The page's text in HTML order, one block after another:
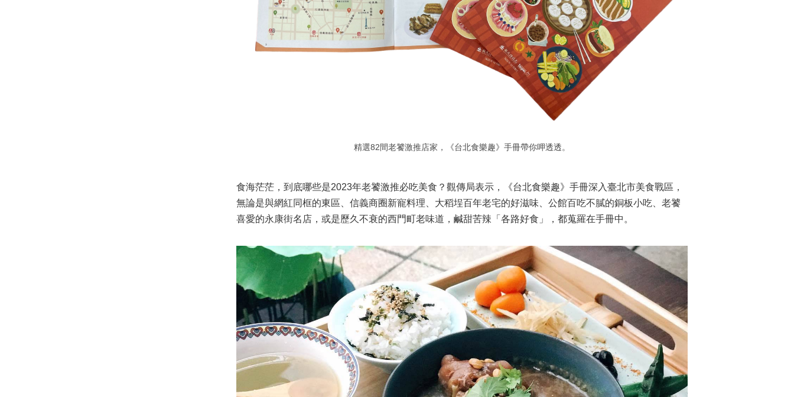
精選82間老饕激推店家，《台北食樂趣》手冊帶你呷透透。
食海茫茫，到底哪些是2023年老饕激推必吃美食？觀傳局表示，《台北食樂趣》手冊深入臺北市美食戰區，
無論是與網紅同框的東區、信義商圈新寵料理、大稻埕百年老宅的好滋味、公館百吃不膩的銅板小吃、老饕
喜愛的永康街名店，或是歷久不衰的西門町老味道，鹹甜苦辣「各路好食」，都蒐羅在手冊中。